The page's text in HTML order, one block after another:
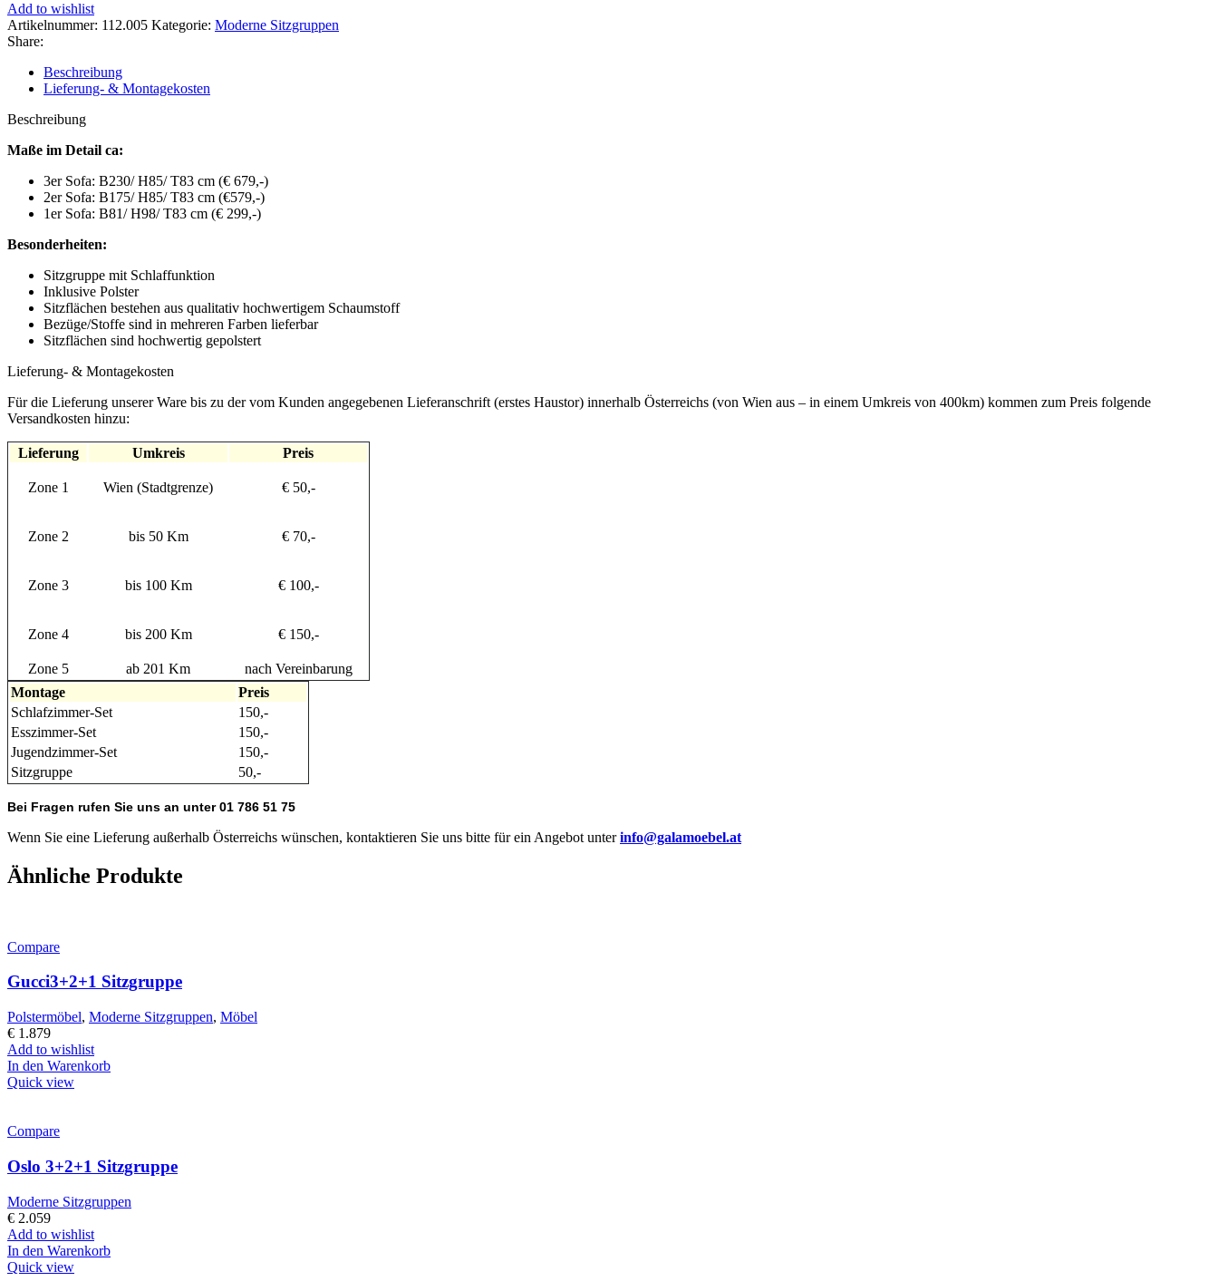
Add to wishlist
Artikelnummer: 112.005 Kategorie: Moderne Sitzgruppen
Share:
Beschreibung
Lieferung- & Montagekosten
Beschreibung
Maße im Detail ca:
3er Sofa: B230/ H85/ T83 cm (€ 679,-)
2er Sofa: B175/ H85/ T83 cm (€579,-)
1er Sofa: B81/ H98/ T83 cm (€ 299,-)
Besonderheiten:
Sitzgruppe mit Schlaffunktion
Inklusive Polster
Sitzflächen bestehen aus qualitativ hochwertigem Schaumstoff
Bezüge/Stoffe sind in mehreren Farben lieferbar
Sitzflächen sind hochwertig gepolstert
Lieferung- & Montagekosten
Für die Lieferung unserer Ware bis zu der vom Kunden angegebenen Lieferanschrift (erstes Haustor) innerhalb Österreichs (von Wien aus – in einem Umkreis von 400km) kommen zum Preis folgende
Versandkosten hinzu:
Lieferung Umkreis Preis
Zone 1 Wien (Stadtgrenze) € 50,-
Zone 2 bis 50 Km € 70,-
Zone 3 bis 100 Km € 100,-
Zone 4 bis 200 Km € 150,-
Zone 5 ab 201 Km
nach Vereinbarung
Montage
Preis
Schlafzimmer-Set
150,-
Esszimmer-Set
150,-
Jugendzimmer-Set
150,-
Sitzgruppe
50,-
Bei Fragen rufen Sie uns an unter 01 786 51 75
Wenn Sie eine Lieferung außerhalb Österreichs wünschen, kontaktieren Sie uns bitte für ein Angebot unterinfo@galamoebel.at
Ähnliche Produkte
Compare
Gucci3+2+1 Sitzgruppe
Polstermöbel, Moderne Sitzgruppen, Möbel
€ 1.879
Add to wishlist
In den Warenkorb
Quick view
Compare
Oslo 3+2+1 Sitzgruppe
Moderne Sitzgruppen
€ 2.059
Add to wishlist
In den Warenkorb
Quick view